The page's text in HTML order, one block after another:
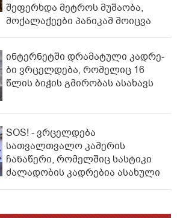
შეფერხდა მეტროს მუშაობა,
მოქალაქეები პანიკამ მოიცვა
ინ­ტერ­ნეტ­ში დრა­მა­ტუ­ლი კად­რე­
ბი ვრცელდება, რომელიც 16
წლის ბიჭის გმირობას ასახავს
SOS! - ვრცელდება
სათვალთვალო კამერის
ჩანაწერი, რომელშიც სასტიკი
ძალადობის კადრებია ასახული